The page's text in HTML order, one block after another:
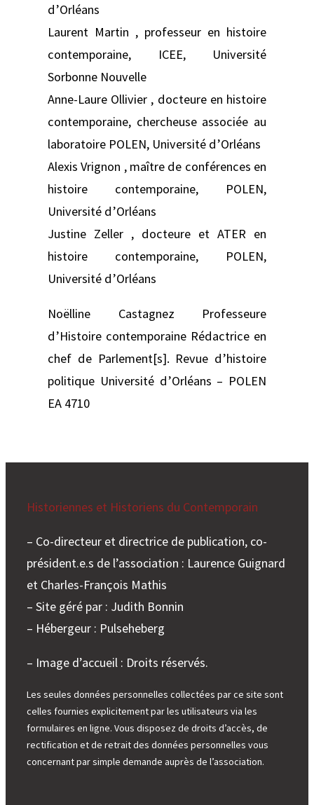
d’Orléans
Laurent Martin , professeur en histoire
contemporaine, ICEE, Université
Sorbonne Nouvelle
Anne-Laure Ollivier , docteure en histoire
contemporaine, chercheuse associée au
laboratoire POLEN, Université d’Orléans
Alexis Vrignon , maître de conférences en
histoire contemporaine, POLEN,
Université d’Orléans
Justine Zeller , docteure et ATER en
histoire contemporaine, POLEN,
Université d’Orléans
Noëlline Castagnez Professeure
d’Histoire contemporaine Rédactrice en
chef de Parlement[s]. Revue d’histoire
politique Université d’Orléans – POLEN
EA 4710
Historiennes et Historiens du Contemporain
– Co-directeur et directrice de publication, co-
président.e.s de l’association : Laurence Guignard
et Charles-François Mathis
– Site géré par : Judith Bonnin
– Hébergeur : Pulseheberg
– Image d’accueil : Droits réservés.
Les seules données personnelles collectées par ce site sont
celles fournies explicitement par les utilisateurs via les
formulaires en ligne. Vous disposez de droits d’accès, de
rectification et de retrait des données personnelles vous
concernant par simple demande auprès de l’association.